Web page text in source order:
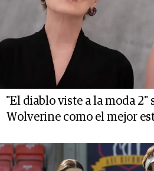
"El diablo viste a la moda 2"
Wolverine como el mejor